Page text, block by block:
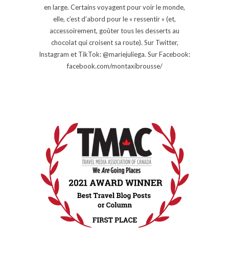
en large. Certains voyagent pour voir le monde,
elle, c’est d’abord pour le « ressentir » (et,
accessoirement, goûter tous les desserts au
chocolat qui croisent sa route). Sur Twitter,
Instagram et TikTok: @mariejuliega. Sur Facebook:
facebook.com/montaxibrousse/